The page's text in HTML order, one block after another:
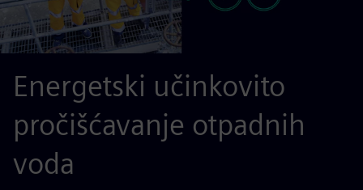
Energetski učinkovito
pročišćavanje otpadnih
voda